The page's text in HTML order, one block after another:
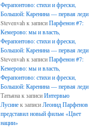
Ферапонтово: стихи и фрески,
Большой: Каренина — первая леди
Stevenvah к записиПарфенон #7:
Кемерово: мы и власть,
Ферапонтово: стихи и фрески,
Большой: Каренина — первая леди
Stevenvah к записиПарфенон #7:
Кемерово: мы и власть,
Ферапонтово: стихи и фрески,
Большой: Каренина — первая леди
Татьянак записиИнтервью
Лусинек записиЛеонид Парфенов
представил новый фильм «Цвет
нации»